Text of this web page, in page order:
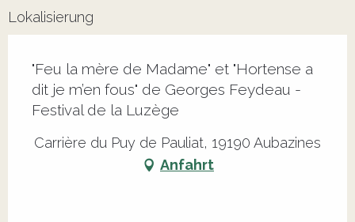
Lokalisierung
"Feu la mère de Madame" et "Hortense a
dit je m’en fous" de Georges Feydeau -
Festival de la Luzège
Carrière du Puy de Pauliat, 19190 Aubazines
Anfahrt